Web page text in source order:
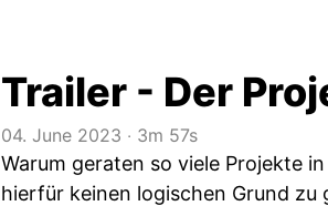
Trailer - Der
04. June 2023 ‧ 3m 57s
Warum geraten so viele Projekte
hierfür keinen logischen Grund zu